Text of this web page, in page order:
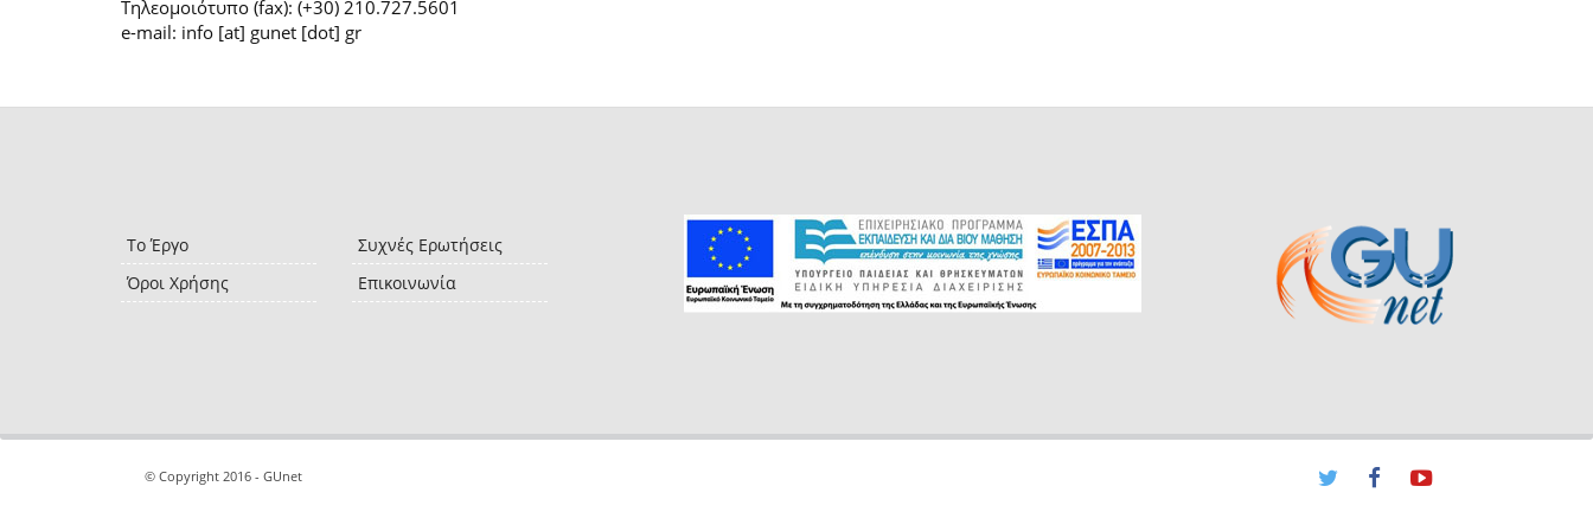
Τηλεομοιότυπο (fax): (+30) 210.727.5601
e-mail: info [at] gunet [dot] gr
Το Έργο
Όροι Χρήσης
Συχνές Ερωτήσεις
Επικοινωνία
© Copyright 2016 - GUnet